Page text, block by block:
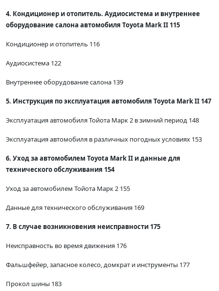
4. Кондиционер и отопитель. Аудиосистема и внутреннее
оборудование салона автомобиля Toyota Mark II 115
Кондиционер и отопитель 116
Аудиосистема 122
Внутреннее оборудование салона 139
5. Инструкция по эксплуатация автомобиля Toyota Mark II 147
Эксплуатация автомобиля Тойота Марк 2 в зимний период 148
Эксплуатация автомобиля в различных погодных условиях 153
6. Уход за автомобилем Toyota Mark II и данные для
технического обслуживания 154
Уход за автомобилем Тойота Марк 2 155
Данные для технического обслуживания 169
7. В случае возникновения неисправности 175
Неисправность во время движения 176
Фальшфейер, запасное колесо, домкрат и инструменты 177
Прокол шины 183